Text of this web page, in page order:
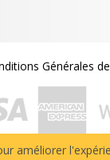
Générales
améliorer